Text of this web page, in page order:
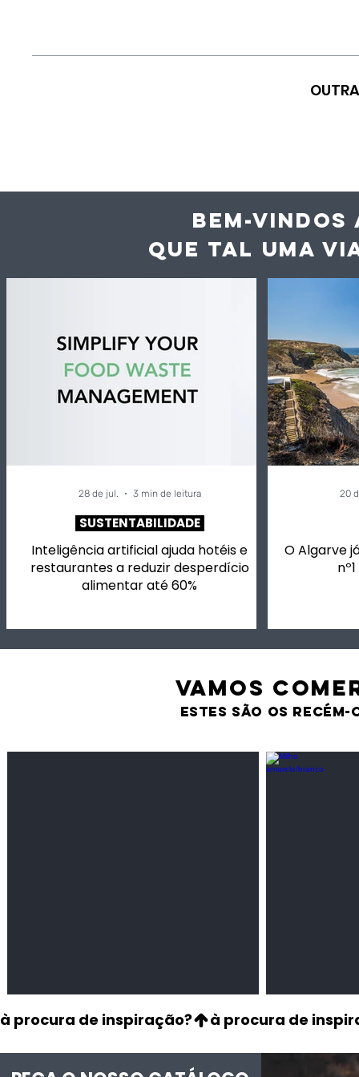
BEM-VINDOS
QUE TAL UMA
Inteligência artificial ajuda hotéis e
restaurantes a reduzir desperdício
alimentar até 60%
SUSTENTABILIDADE
28 de jul. 3 min de leitura
O Algarve
20
VAMOS
estes são os recém-
Milho
à procura de inspiração?